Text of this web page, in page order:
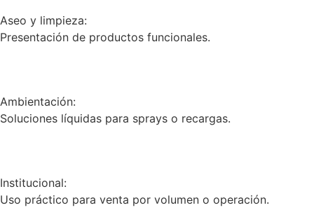
Aseo y limpieza:
Presentación de productos funcionales.
Ambientación:
Soluciones líquidas para sprays o recargas.
Institucional:
Uso práctico para venta por volumen o operación.